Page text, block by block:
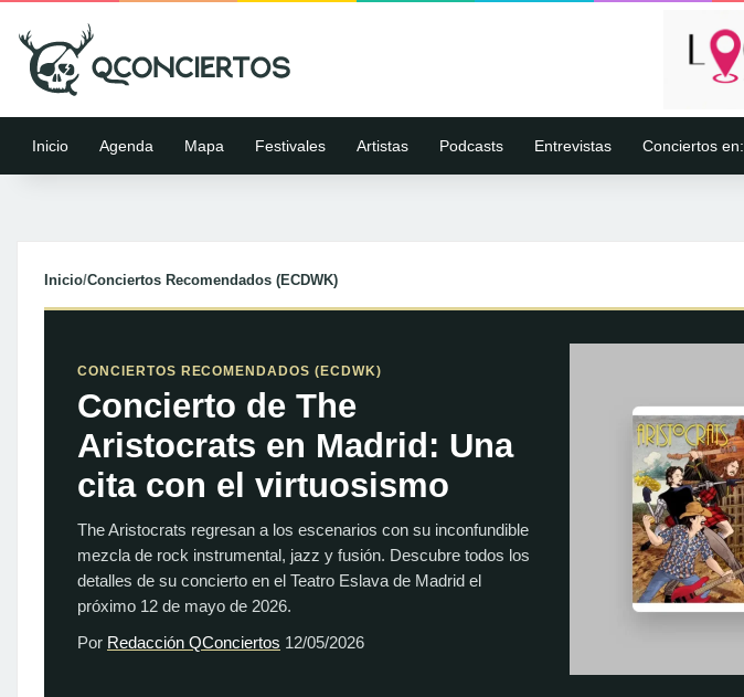
Inicio Agenda Mapa Festivales Artistas Podcasts Entrevistas Conciertos en:
Inicio/Conciertos Recomendados (ECDWK)
CONCIERTOS RECOMENDADOS (ECDWK)
Concierto de The
Aristocrats en Madrid: Una
cita con el virtuosismo
The Aristocrats regresan a los escenarios con su inconfundible
mezcla de rock instrumental, jazz y fusión. Descubre todos los
detalles de su concierto en el Teatro Eslava de Madrid el
próximo 12 de mayo de 2026.
Por Redacción QConciertos 12/05/2026